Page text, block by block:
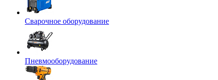
Сварочное оборудование
Пневмооборудование